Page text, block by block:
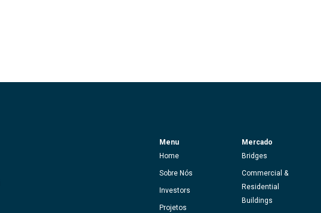
Menu
Home
Sobre Nós
Investors
Projetos
Mercado
Bridges
Commercial &
Residential
Buildings